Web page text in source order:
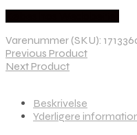
Varenummer (SKU):
Previous Product
Next Product
Beskrivelse
Yderligere